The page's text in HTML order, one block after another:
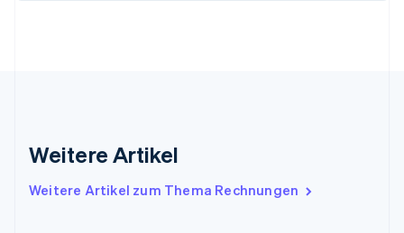
Weitere Artikel
Weitere Artikel zum Thema Rechnungen
Indien
Irland